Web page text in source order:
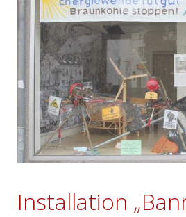
Installation